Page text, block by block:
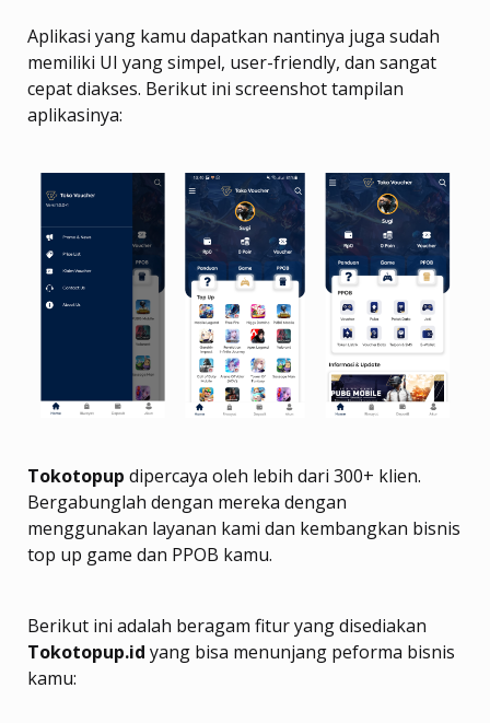
Aplikasi yang kamu dapatkan nantinya juga sudah
memiliki UI yang simpel, user-friendly, dan sangat
cepat diakses. Berikut ini screenshot tampilan
aplikasinya:
Tokotopup dipercaya oleh lebih dari 300+ klien.
Bergabunglah dengan mereka dengan
menggunakan layanan kami dan kembangkan bisnis
top up game dan PPOB kamu.
Berikut ini adalah beragam fitur yang disediakan
Tokotopup.id yang bisa menunjang peforma bisnis
kamu: